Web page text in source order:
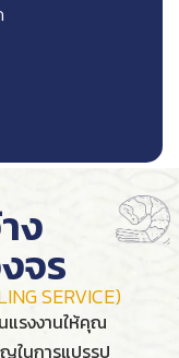
ง
จร
SERVICE)
แรงงานให้คุณ
ในการแปรรูป